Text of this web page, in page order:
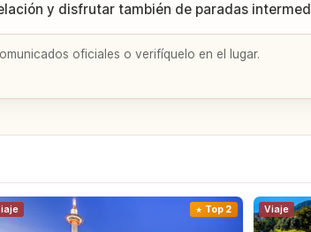
y disfrutar también de paradas
oficiales o verifíquelo en el lugar.
Top 2 Viaje